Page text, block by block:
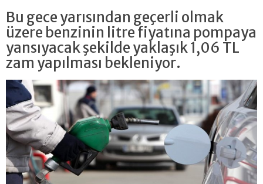
Bu gece yarısından geçerli olmak
üzere benzinin litre fiyatına pompaya
yansıyacak şekilde yaklaşık 1,06 TL
zam yapılması bekleniyor.